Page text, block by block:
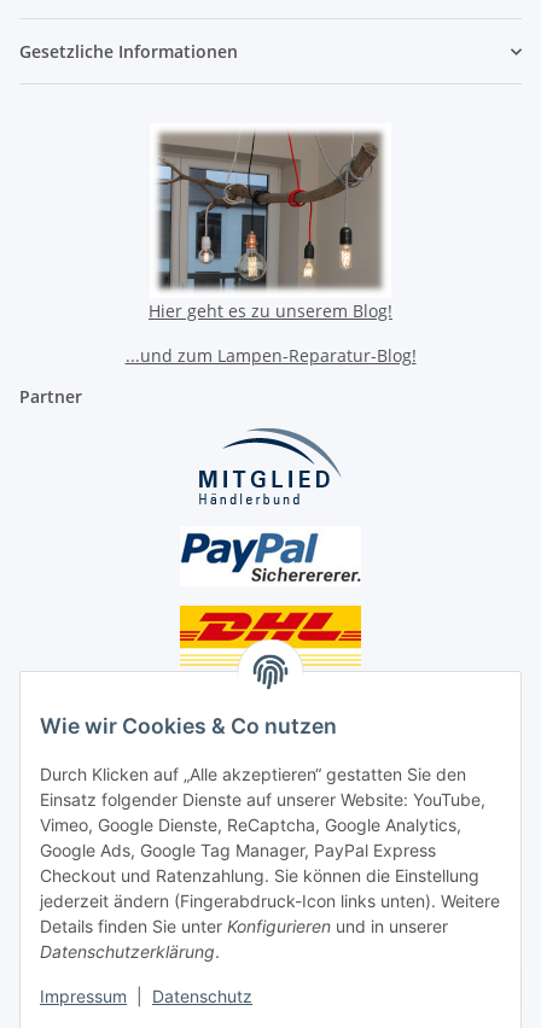
Wie wir Cookies & Co nutzen
Durch Klicken auf „Alle akzeptieren“ gestatten Sie den
Einsatz folgender Dienste auf unserer Website: YouTube,
Vimeo, Google Dienste, ReCaptcha, Google Analytics,
Google Ads, Google Tag Manager, PayPal Express
Checkout und Ratenzahlung. Sie können die Einstellung
jederzeit ändern (Fingerabdruck-Icon links unten). Weitere
Details finden Sie unter Konfigurieren und in unserer
Datenschutzerklärung.
Impressum Datenschutz
Gesetzliche Informationen
Hier geht es zu unserem Blog!
...und zum Lampen-Reparatur-Blog!
Partner
Social Media
Unsere Dienstleistungen
Lampenreparatur
Lichtservice für Senioren
Vertrag widerrufen